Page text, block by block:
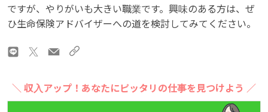
ですが、やりがいも大きい職業です。興味のある方は、ぜ
ひ生命保険アドバイザーへの道を検討してみてください。
＼ 収入アップ！あなたにピッタリの仕事を見つけよう ／